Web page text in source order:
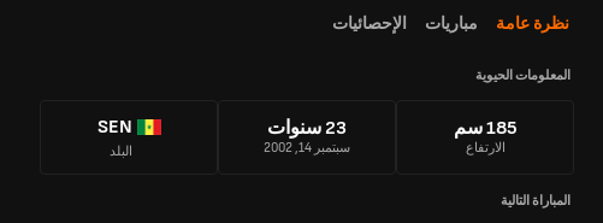
نظرة عامة مباريات الإحصائيات
المعلومات الحيوية
185 سم
الارتفاع
23 سنوات
سبتمبر 14, 2002
SEN
البلد
المباراة التالية